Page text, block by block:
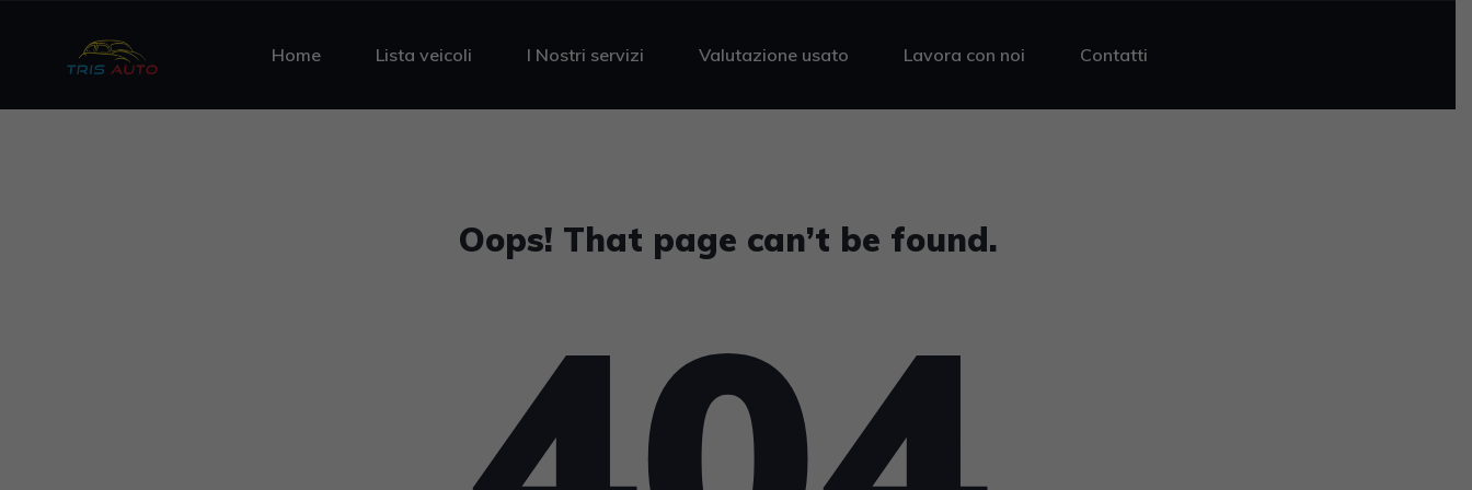
Home Lista veicoli I Nostri servizi Valutazione usato Lavora con noi Contatti
Oops! That page can’t be found.